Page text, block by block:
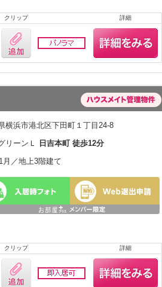
クリップ 詳細
横浜市港北区下田町１丁目24-8
リーンＬ
日吉本町 徒歩12分
月／地上3階建て
クリップ 詳細